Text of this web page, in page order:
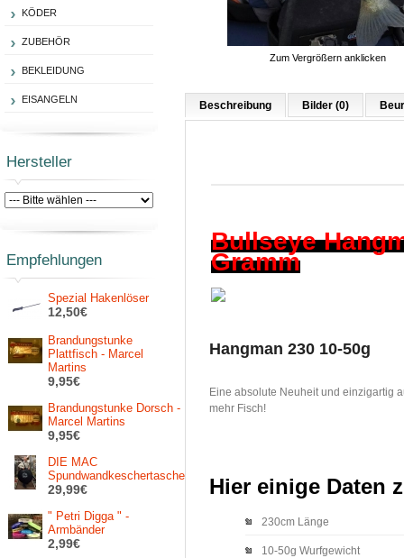
KÖDER
ZUBEHÖR
BEKLEIDUNG
EISANGELN
Hersteller
Empfehlungen
Spezial Hakenlöser
12,50€
Brandungstunke
Plattfisch - Marcel
Martins
9,95€
Brandungstunke Dorsch -
Marcel Martins
9,95€
DIE MAC
Spundwandkeschertasche
29,99€
" Petri Digga " -
Armbänder
2,99€
Zum Vergrößern anklicken
Beschreibung Bilder (0)
Bullseye
Gramm
Hangman 230 10-50g
Eine absolute Neuheit und einzigartig
mehr Fisch!
Hier einige Daten
230cm Länge
10-50g Wurfgewicht